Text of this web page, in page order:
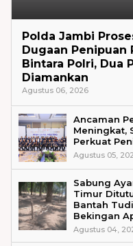
Polda Jambi
Dugaan Penipuan
Bintara Polri, Dua
Diamankan
Agustus 06, 2026
Ancaman
Meningkat,
Perkuat
Agustus 05,
Sabung
Timur
Bantah
Bekingan
Agustus 04,